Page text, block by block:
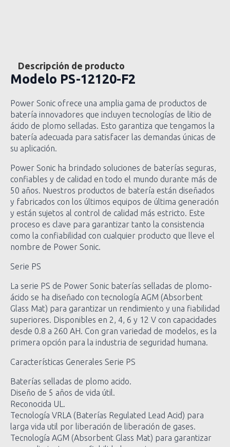
Descripción de producto
Modelo PS-12120-F2
Power Sonic ofrece una amplia gama de productos de
batería innovadores que incluyen tecnologías de litio de
ácido de plomo selladas. Esto garantiza que tengamos la
batería adecuada para satisfacer las demandas únicas de
su aplicación.
Power Sonic ha brindado soluciones de baterías seguras,
confiables y de calidad en todo el mundo durante más de
50 años. Nuestros productos de batería están diseñados
y fabricados con los últimos equipos de última generación
y están sujetos al control de calidad más estricto. Este
proceso es clave para garantizar tanto la consistencia
como la confiabilidad con cualquier producto que lleve el
nombre de Power Sonic.
Serie PS
La serie PS de Power Sonic baterías selladas de plomo-
ácido se ha diseñado con tecnología AGM (Absorbent
Glass Mat) para garantizar un rendimiento y una fiabilidad
superiores. Disponibles en 2, 4, 6 y 12 V con capacidades
desde 0.8 a 260 AH. Con gran variedad de modelos, es la
primera opción para la industria de seguridad humana.
Características Generales Serie PS
Baterías selladas de plomo acido.
Diseño de 5 años de vida útil.
Reconocida UL.
Tecnología VRLA (Baterías Regulated Lead Acid) para
larga vida util por liberación de liberación de gases.
Tecnología AGM (Absorbent Glass Mat) para garantizar